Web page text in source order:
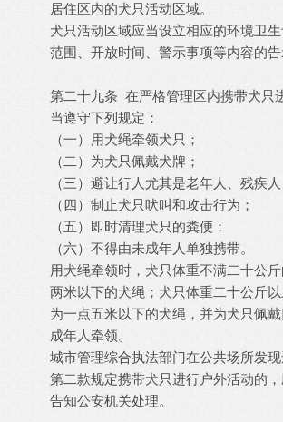
居住区内的犬只活动区域。
犬只活动区域应当设立相应的环境卫
范围、开放时间、警示事项等内容的告
第二十九条 在严格管理区内携带犬只
当遵守下列规定：
（一）用犬绳牵领犬只；
（二）为犬只佩戴犬牌；
（三）避让行人尤其是老年人、残疾
（四）制止犬只吠叫和攻击行为；
（五）即时清理犬只的粪便；
（六）不得由未成年人单独携带。
用犬绳牵领时，犬只体重不满二十公
两米以下的犬绳；犬只体重二十公斤
为一点五米以下的犬绳，并为犬只佩
成年人牵领。
城市管理综合执法部门在公共场所发现
第二款规定携带犬只进行户外活动的
告知公安机关处理。